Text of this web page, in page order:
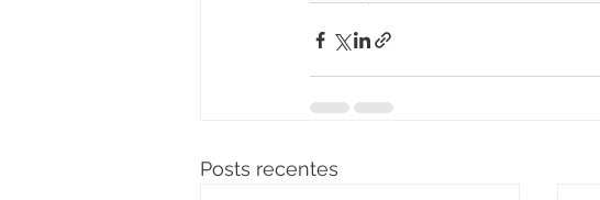
Posts recentes